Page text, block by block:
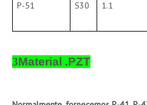
P-51 S30 1.1
3Material .PZT